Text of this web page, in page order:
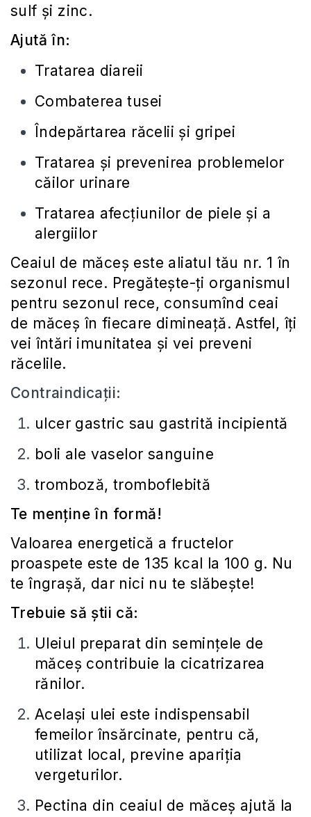
sulf şi zinc.
Ajută în:
Tratarea diareii
Combaterea tusei
Îndepărtarea răcelii şi gripei
Tratarea şi prevenirea problemelor
căilor urinare
Tratarea afecţiunilor de piele şi a
alergiilor
Ceaiul de măceş este aliatul tău nr. 1 în
sezonul rece. Pregătește-ți organismul
pentru sezonul rece, consumînd ceai
de măceş în fiecare dimineaţă. Astfel, îți
vei întări imunitatea și vei preveni
răcelile.
Contraindicații:
ulcer gastric sau gastrită incipientă
boli ale vaselor sanguine
tromboză, tromboflebită
Te menține în formă!
Valoarea energetică a fructelor
proaspete este de 135 kcal la 100 g. Nu
te îngraşă, dar nici nu te slăbeşte!
Trebuie să știi că:
Uleiul preparat din seminţele de
măceş contribuie la cicatrizarea
rănilor.
Acelaşi ulei este indispensabil
femeilor însărcinate, pentru că,
utilizat local, previne apariţia
vergeturilor.
Pectina din ceaiul de măceş ajută la